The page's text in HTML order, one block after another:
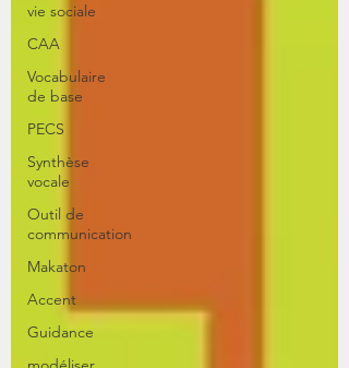
vie sociale
CAA
Vocabulaire
de base
PECS
Synthèse
vocale
Outil de
communication
Makaton
Accent
Guidance